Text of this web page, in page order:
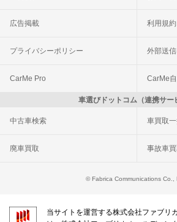
広告掲載 利用規約
プライバシーポリシー 外部送
CarMe Pro CarMe
車選びドットコム（連携サー
中古車検索 車買取
廃車買取 事故車
© Fabrica Communications Co.,
当サイトを運営する株式会社ファブリ